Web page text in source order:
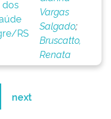
dos
RS
Vargas
Salgado;
Bruscatto,
Renata
next